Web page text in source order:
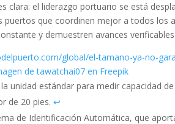
clara: el liderazgo portuario se está
puertos que coordinen mejor a todos los
y demuestren avances
global/el-tamano-ya-no-
de tawatchai07 en Freepik
la unidad estándar para medir capacidad
de 20 pies.↩︎
de Identificación Automática, que